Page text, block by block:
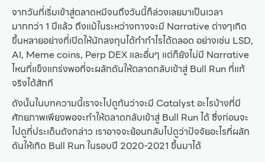
จากวันที่เริ่มเข้าสู่ตลาดหมีจนถึงวันนี้ก็ล่วงเลยมาเป็นเวลา
มากกว่า 1 ปีแล้ว ถึงแม้ในระหว่างทางจะมี Narrative ต่างๆเกิด
ขึ้นหลายอย่างที่เปิดให้นักลงทุนได้ทำกำไรได้ตลอด อย่างเช่น LSD,
AI, Meme coins, Perp DEX และอื่นๆ แต่ก็ยังไม่มี Narrative
ไหนที่แข็งแกร่งพอที่จะผลักดันให้ตลาดกลับเข้าสู่ Bull Run ที่แท้
จริงได้สักที
ดังนั้นในบทความนี้เราจะไปดูกันว่าจะมี Catalyst อะไรบ้างที่มี
ศักยภาพเพียงพอจะทำให้ตลาดกลับเข้าสู่ Bull Run ได้ ซึ่งก่อนจะ
ไปดูที่ประเด็นดังกล่าว เราอาจจะย้อนกลับไปดูว่าปัจจัยอะไรที่ผลัก
ดันให้เกิด Bull Run ในรอบปี 2020-2021 ขึ้นมาได้